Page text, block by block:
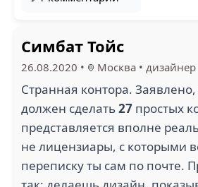
Симбат Тойс
26.08.2020 • Москва • дизайнер
Странная контора.
должен сделать27 простых
представляется вполне
не лицензиары, с которыми
переписку ты сам по почте.